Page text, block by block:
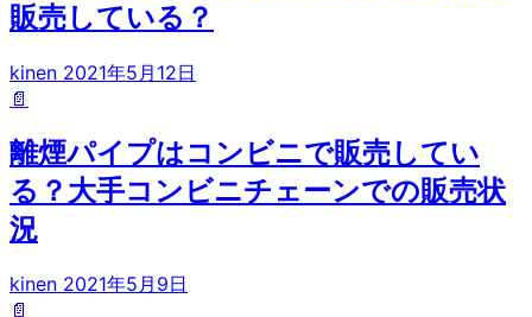
販売している？
kinen 2021年5月12日
📄
離煙パイプはコンビニで販売してい
る？大手コンビニチェーンでの販売状
況
kinen 2021年5月9日
📄